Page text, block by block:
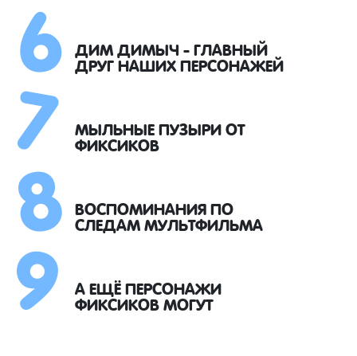
ДИМ ДИМЫЧ - ГЛАВНЫЙ
ДРУГ НАШИХ ПЕРСОНАЖЕЙ
МЫЛЬНЫЕ ПУЗЫРИ ОТ
ФИКСИКОВ
ВОСПОМИНАНИЯ ПО
СЛЕДАМ МУЛЬТФИЛЬМА
А ЕЩЁ ПЕРСОНАЖИ
ФИКСИКОВ МОГУТ